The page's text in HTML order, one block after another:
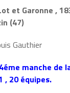
et Garonne ,
(47)
Gauthier
manche de
, 20 équipes.